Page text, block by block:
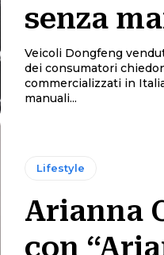
senza
Veicoli Dongfeng
dei consumatori chiedono
commercializzati in
manuali...
Lifestyle
Arianna
con